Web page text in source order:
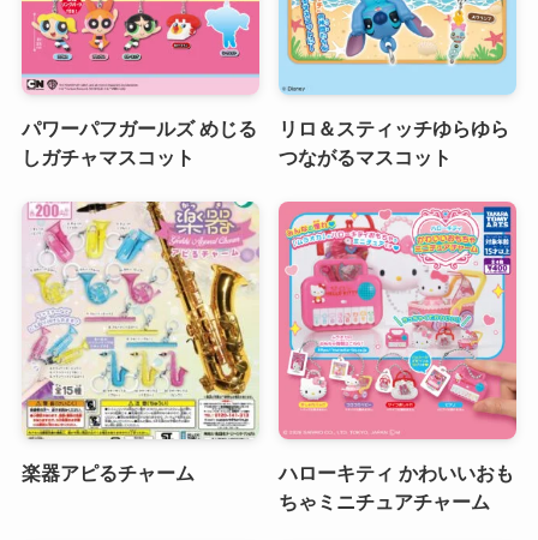
パワーパフガールズ めじる
しガチャマスコット
リロ＆スティッチゆらゆら
つながるマスコット
楽器アピるチャーム
ハローキティ かわいいおも
ちゃミニチュアチャーム